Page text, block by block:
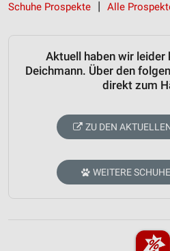
Schuhe Prospekte
Alle
Aktuell haben wir leider
Deichmann. Über den
direkt zum
ZU DEN
WEITERE